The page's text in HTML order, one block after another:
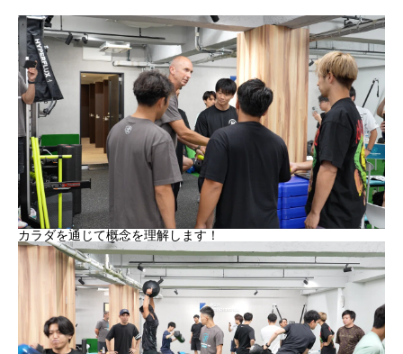
カラダを通じて概念を理解します！